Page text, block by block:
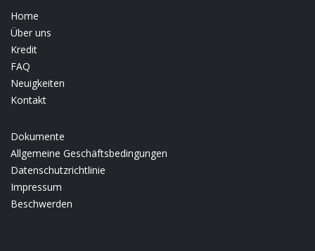
Home
Über uns
Kredit
FAQ
Neuigkeiten
Kontakt
Dokumente
Allgemeine Geschäftsbedingungen
Datenschutzrichtlinie
Impressum
Beschwerden